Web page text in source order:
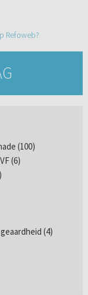
Refoweb?
(100)
(6)
(4)